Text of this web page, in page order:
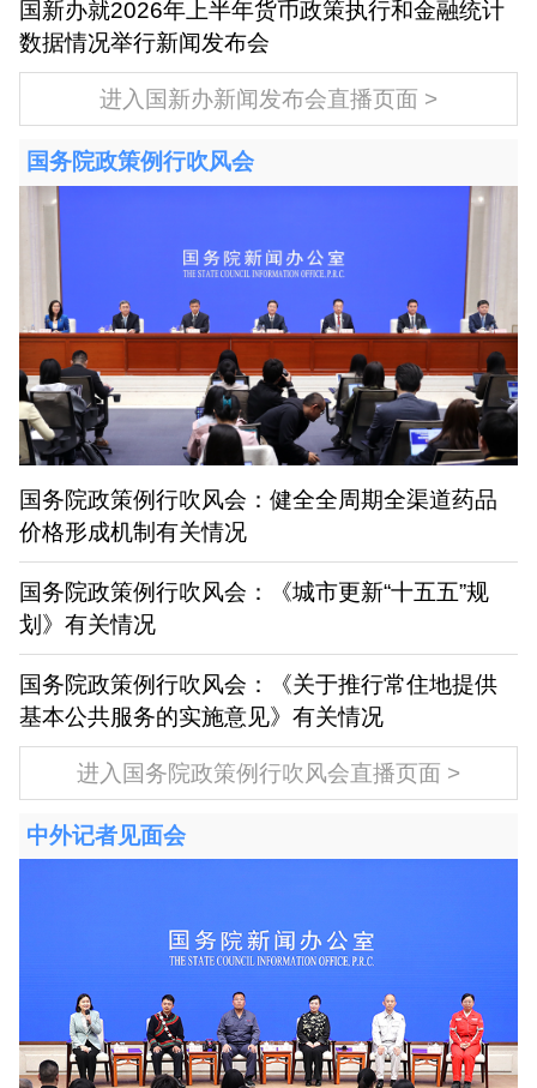
国新办就2026年上半年货币政策执行和金融统计
数据情况举行新闻发布会
进入国新办新闻发布会直播页面
国务院政策例行吹风会
国务院政策例行吹风会：健全全周期全渠道药品
价格形成机制有关情况
国务院政策例行吹风会：《城市更新“十五五”规
划》有关情况
国务院政策例行吹风会：《关于推行常住地提供
基本公共服务的实施意见》有关情况
进入国务院政策例行吹风会直播页面
中外记者见面会